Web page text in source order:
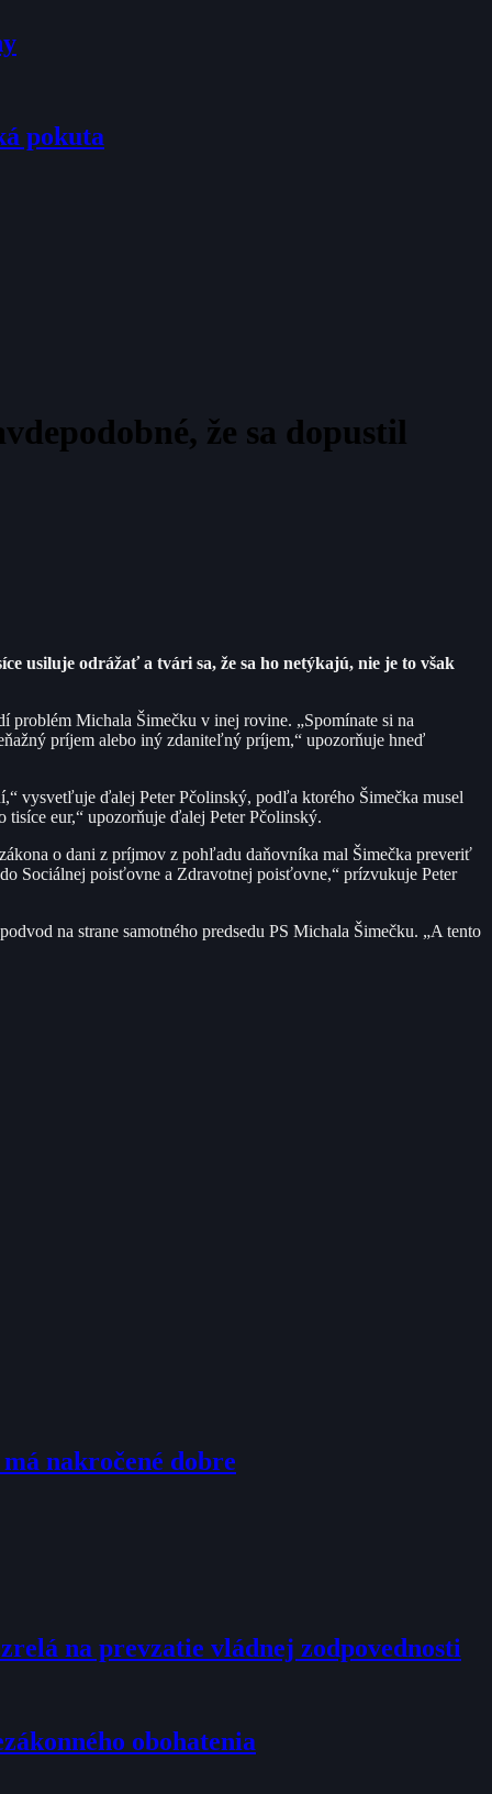
pokuta
že sa dopustil
usiluje odrážať a tvári sa, že sa ho netýkajú, nie je to však
problém Michala Šimečku v inej rovine. „Spomínate si na
príjem alebo iný zdaniteľný príjem,“ upozorňuje hneď
vysvetľuje ďalej Peter Pčolinský, podľa ktorého Šimečka musel
eur,“ upozorňuje ďalej Peter Pčolinský.
o dani z príjmov z pohľadu daňovníka mal Šimečka preveriť
Sociálnej poisťovne a Zdravotnej poisťovne,“ prízvukuje Peter
na strane samotného predsedu PS Michala Šimečku. „A tento
nakročené dobre
na prevzatie vládnej zodpovednosti
obohatenia